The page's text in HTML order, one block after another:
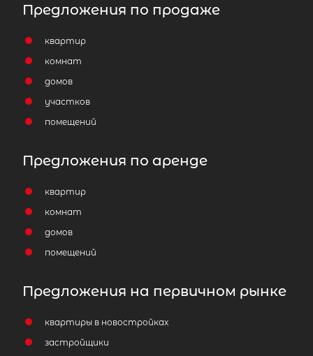
Предложения по продаже
квартир
комнат
домов
участков
помещений
Предложения по аренде
квартир
комнат
домов
помещений
Предложения на первичном рынке
квартиры в новостройках
застройщики